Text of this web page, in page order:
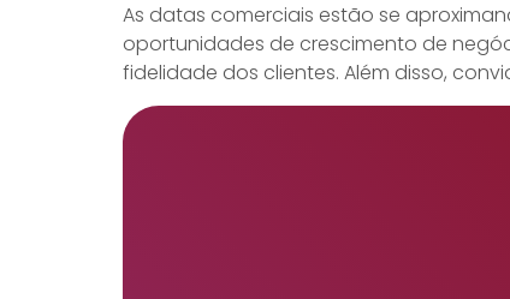
As datas comerciais estão se
oportunidades de crescimento de
fidelidade dos clientes. Além disso,